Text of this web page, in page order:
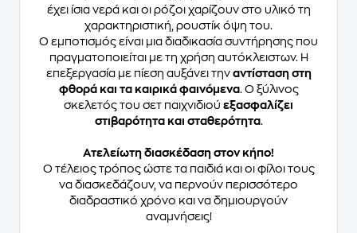
έχει ίσια νερά και οι ρόζοι χαρίζουν στο υλικό τη
χαρακτηριστική, ρουστίκ όψη του.
Ο εμποτισμός είναι μια διαδικασία συντήρησης που
πραγματοποιείται με τη χρήση αυτόκλειστων. Η
επεξεργασία με πίεση αυξάνει την αντίσταση στη
φθορά και τα καιρικά φαινόμενα. Ο ξύλινος
σκελετός του σετ παιχνιδιού εξασφαλίζει
στιβαρότητα και σταθερότητα.
Ατελείωτη διασκέδαση στον κήπο!
Ο τέλειος τρόπος ώστε τα παιδιά και οι φίλοι τους
να διασκεδάζουν, να περνούν περισσότερο
διαδραστικό χρόνο και να δημιουργούν
αναμνήσεις!